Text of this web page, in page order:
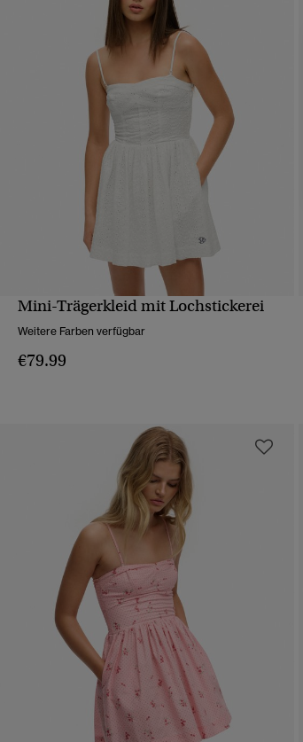
Mini-Trägerkleid mit Lochstickerei
Weitere Farben verfügbar
€79.99